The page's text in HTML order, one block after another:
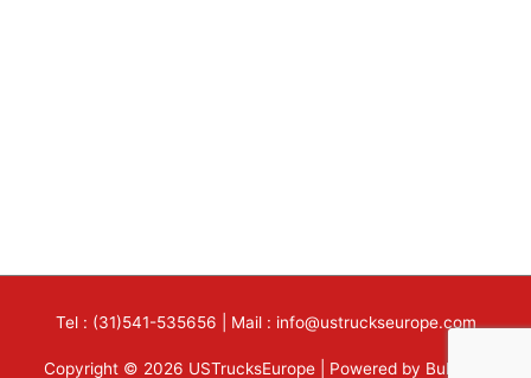
Tel : (31)541-535656 | Mail : info@ustruckseurope.com
Copyright © 2026 USTrucksEurope | Powered by Bulldata